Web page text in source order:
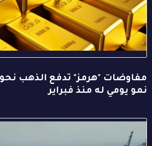
مفاوضات "هرمز" تدفع الذهب
نمو يومي له منذ فبراير